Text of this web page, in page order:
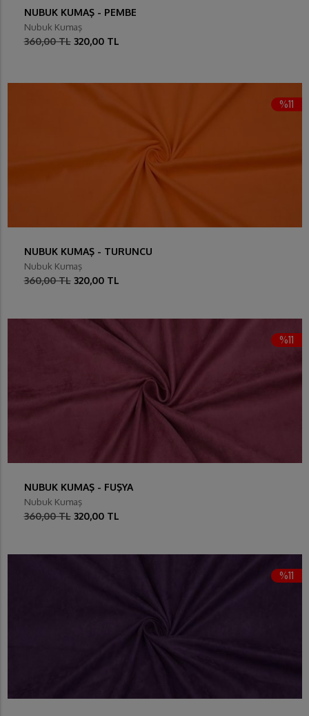
NUBUK KUMAŞ - PEMBE
Nubuk Kumaş
360,00 TL 320,00 TL
%11
NUBUK KUMAŞ - TURUNCU
Nubuk Kumaş
360,00 TL 320,00 TL
%11
NUBUK KUMAŞ - FUŞYA
Nubuk Kumaş
360,00 TL 320,00 TL
%11